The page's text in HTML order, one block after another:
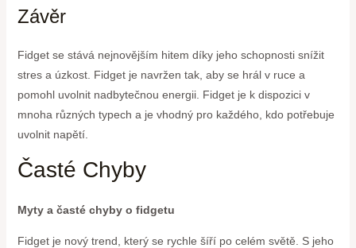
Závěr
Fidget se stává nejnovějším hitem díky jeho schopnosti snížit
stres a úzkost. Fidget je navržen tak, aby se hrál v ruce a
pomohl uvolnit nadbytečnou energii. Fidget je k dispozici v
mnoha různých typech a je vhodný pro každého, kdo potřebuje
uvolnit napětí.
Časté Chyby
Myty a časté chyby o fidgetu
Fidget je nový trend, který se rychle šíří po celém světě. S jeho